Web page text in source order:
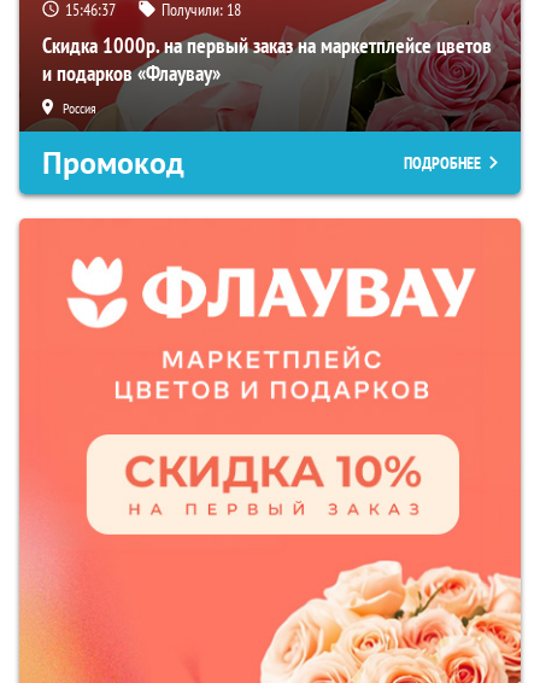
15:46:36 Получили: 18
Скидка 1000р. на первый заказ на маркетплейсе цветов
и подарков «Флаувау»
Россия
Промокод ПОДРОБНЕЕ